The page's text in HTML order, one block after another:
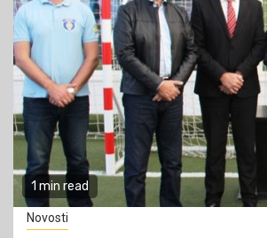
1 min read
Novosti